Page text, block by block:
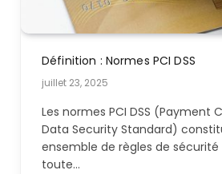
Définition : Normes PCI DSS
juillet 23, 2025
Les normes PCI DSS (Payment
Data Security Standard)
ensemble de règles de
toute…